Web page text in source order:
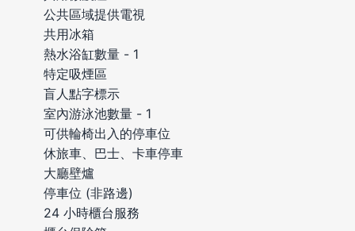
公共區域提供電視
共用冰箱
熱水浴缸數量 - 1
特定吸煙區
盲人點字標示
室內游泳池數量 - 1
可供輪椅出入的停車位
休旅車、巴士、卡車停車
大廳壁爐
停車位 (非路邊)
24 小時櫃台服務